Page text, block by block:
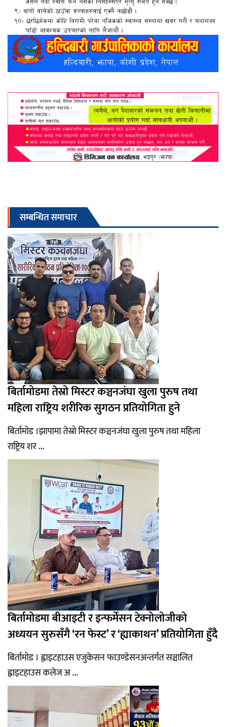
सम्बन्धित समाचार
बिर्तामोडमा तेस्रो मिस्टर कञ्चनजंघा खुला पुरुष तथा
महिला राष्ट्रिय शरीरिक सुगठन प्रतियोगिता हुने
बिर्तामोड ।झापामा तेस्रो मिस्टर कञ्चनजंघा खुला पुरुष तथा महिला
राष्ट्रिय शर ...
बिर्तामोडमा बीआइटी र इन्फर्मेसन टेक्नोलोजीको
अध्ययन सुरुसँगै ‘रन फेस्ट’ र ‘ह्याकाथन’ प्रतियोगिता हुँदै
बिर्तामोड । ह्वाइटहाउस एजुकेसन फाउण्डेसनअन्तर्गत सञ्चालित
ह्वाइटहाउस कलेज अ ...